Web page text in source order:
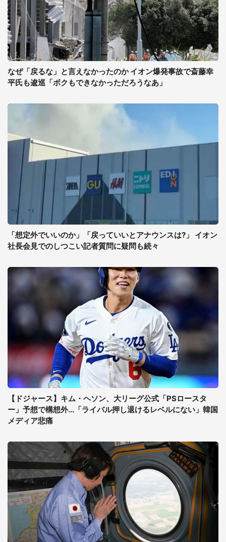
なぜ「戻るな」と言えなかったのか イオン爆発事故で斎藤幸
平氏も逡巡「ボクもできなかっただろうなあ」
「想定外でいいのか」「戻っていいとアナウンスは?」 イオン
社長会見でのしつこい記者質問に疑問も続々
【ドジャース】キム・ヘソン、大リーグ公式「PSロースタ
ー」予想で構想外...「ライバル押し退けるレベルにない」韓国
メディア悲痛